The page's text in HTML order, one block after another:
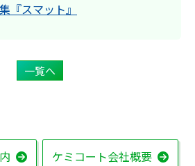
『スマット』
一覧へ
ケミコート会社概要